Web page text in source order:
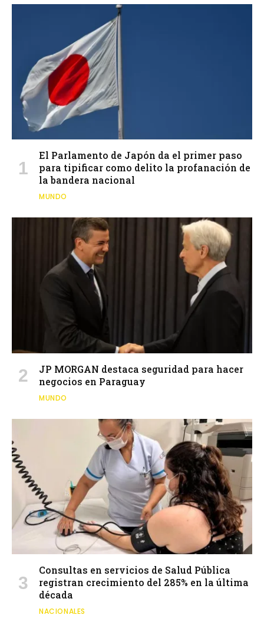
El Parlamento de Japón da el primer paso
para tipificar como delito la profanación de
la bandera nacional
MUNDO
JP MORGAN destaca seguridad para hacer
negocios en Paraguay
MUNDO
Consultas en servicios de Salud Pública
registran crecimiento del 285% en la última
década
NACIONALES